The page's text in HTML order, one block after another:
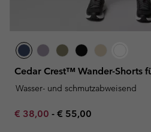
Cedar Crest™ Wander-Shorts
Wasser- und schmutzabweisend
Minimum sale price:
€ 38,00 - Maximum price:
€ 55,00